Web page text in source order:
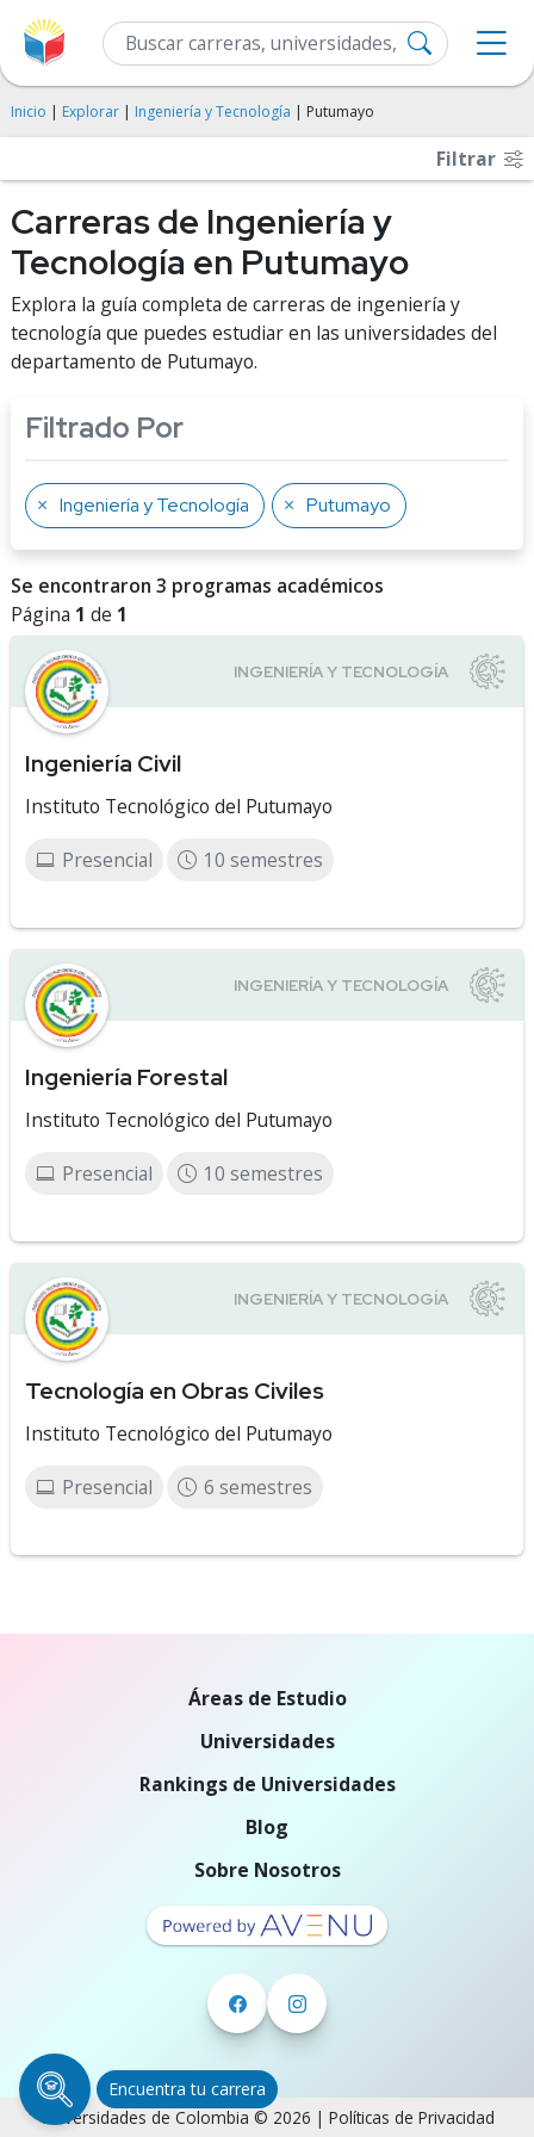
Inicio | Explorar | Ingeniería y Tecnología | Putumayo
Filtrar
Carreras de Ingeniería y
Tecnología en Putumayo
Explora la guía completa de carreras de ingeniería y
tecnología que puedes estudiar en las universidades del
departamento de Putumayo.
Filtrado Por
Ingeniería y Tecnología Putumayo
Se encontraron 3 programas académicos
Página 1 de 1
Ingeniería Civil
Instituto Tecnológico del Putumayo
Presencial 10 semestres
Ingeniería Forestal
Instituto Tecnológico del Putumayo
Presencial 10 semestres
Tecnología en Obras Civiles
Instituto Tecnológico del Putumayo
Presencial 6 semestres
Encuentra tu carrera
Áreas de Estudio
Universidades
Rankings de Universidades
Blog
Sobre Nosotros
Universidades de Colombia © 2026 | Políticas de Privacidad